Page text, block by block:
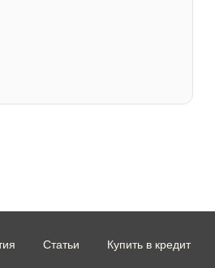
Статьи Купить в кредит